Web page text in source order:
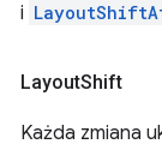
i
LayoutShift
Każda zmiana